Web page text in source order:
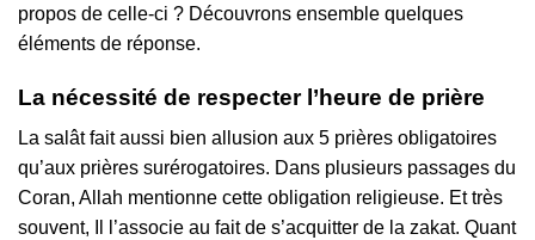
propos de celle-ci ? Découvrons ensemble quelques
éléments de réponse.
La nécessité de respecter l’heure de prière
La salât fait aussi bien allusion aux 5 prières obligatoires
qu’aux prières surérogatoires. Dans plusieurs passages du
Coran, Allah mentionne cette obligation religieuse. Et très
souvent, Il l’associe au fait de s’acquitter de la zakat. Quant